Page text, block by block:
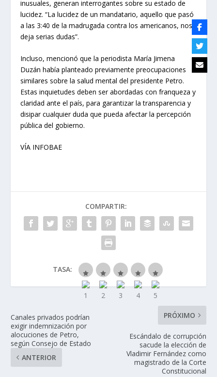
inusuales, generan interrogantes sobre su estado de
lucidez. “La lucidez de un mandatario, aquello que pasó
a las 3:40 de la madrugada contra los americanos, nos
deja serias dudas”.
Incluso, mencionó que la periodista María Jimena
Duzán había planteado previamente preocupaciones
similares sobre la salud mental del presidente Petro.
Estas inquietudes deben ser abordadas con franqueza y
claridad ante el país, para garantizar la transparencia y
disipar cualquier duda que pueda afectar la percepción
pública del gobierno.
VÍA INFOBAE
COMPARTIR:
TASA:
Canales privados podrían
exigir indemnización por
alocuciones de Petro,
según Consejo de Estado
ANTERIOR
PRÓXIMO
Escándalo de corrupción
sacude la elección de
Vladimir Fernández como
magistrado de la Corte
Constitucional